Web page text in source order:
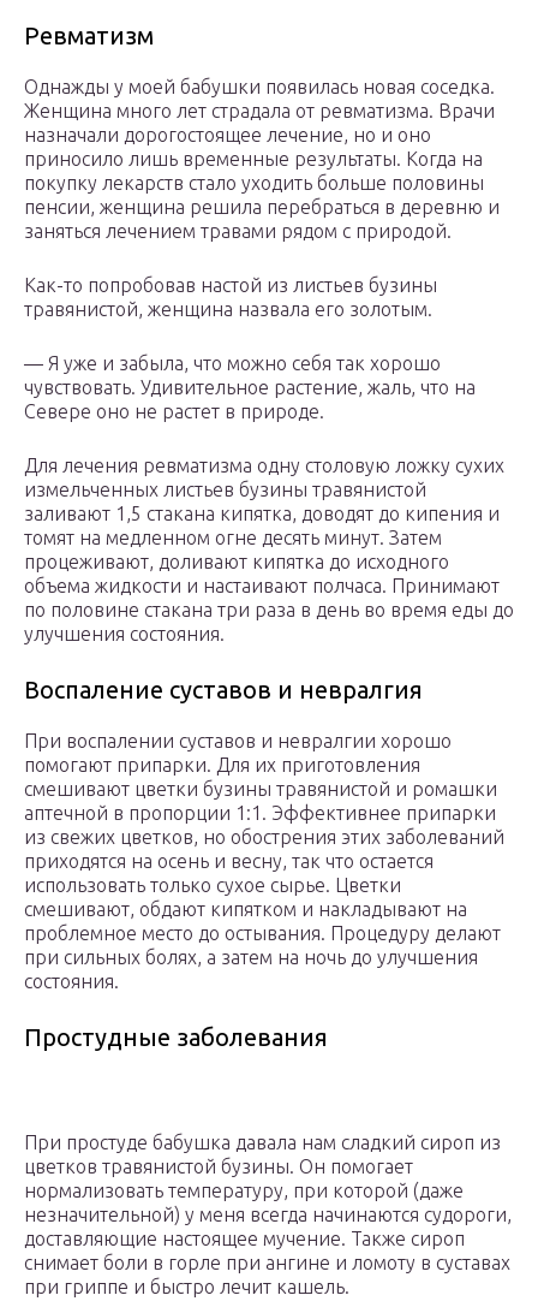
Ревматизм
Однажды у моей бабушки появилась новая соседка.
Женщина много лет страдала от ревматизма. Врачи
назначали дорогостоящее лечение, но и оно
приносило лишь временные результаты. Когда на
покупку лекарств стало уходить больше половины
пенсии, женщина решила перебраться в деревню и
заняться лечением травами рядом с природой.
Как-то попробовав настой из листьев бузины
травянистой, женщина назвала его золотым.
— Я уже и забыла, что можно себя так хорошо
чувствовать. Удивительное растение, жаль, что на
Севере оно не растет в природе.
Для лечения ревматизма одну столовую ложку сухих
измельченных листьев бузины травянистой
заливают 1,5 стакана кипятка, доводят до кипения и
томят на медленном огне десять минут. Затем
процеживают, доливают кипятка до исходного
объема жидкости и настаивают полчаса. Принимают
по половине стакана три раза в день во время еды до
улучшения состояния.
Воспаление суставов и невралгия
При воспалении суставов и невралгии хорошо
помогают припарки. Для их приготовления
смешивают цветки бузины травянистой и ромашки
аптечной в пропорции 1:1. Эффективнее припарки
из свежих цветков, но обострения этих заболеваний
приходятся на осень и весну, так что остается
использовать только сухое сырье. Цветки
смешивают, обдают кипятком и накладывают на
проблемное место до остывания. Процедуру делают
при сильных болях, а затем на ночь до улучшения
состояния.
Простудные заболевания
При простуде бабушка давала нам сладкий сироп из
цветков травянистой бузины. Он помогает
нормализовать температуру, при которой (даже
незначительной) у меня всегда начинаются судороги,
доставляющие настоящее мучение. Также сироп
снимает боли в горле при ангине и ломоту в суставах
при гриппе и быстро лечит кашель.